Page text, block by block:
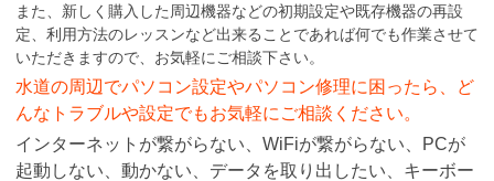
また、新しく購入した周辺機器などの初期設定や既存機器の再設
定、利用方法のレッスンなど出来ることであれば何でも作業させて
いただきますので、お気軽にご相談下さい。
水道の周辺でパソコン設定やパソコン修理に困ったら、ど
んなトラブルや設定でもお気軽にご相談ください。
インターネットが繋がらない、WiFiが繋がらない、PCが
起動しない、動かない、データを取り出したい、キーボー